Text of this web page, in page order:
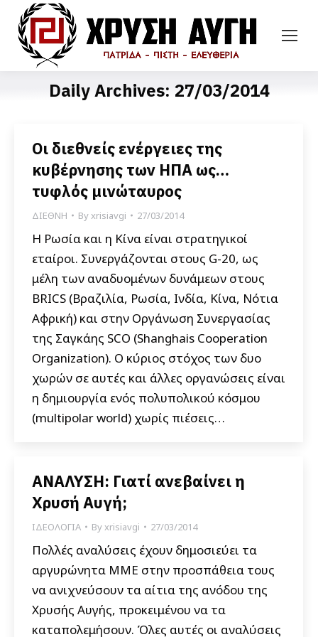
Daily Archives: 27/03/2014
Οι διεθνείς ενέργειες της
κυβέρνησης των ΗΠΑ ως…
τυφλός μινώταυρος
ΔΙΕΘΝΗ Byxrisiavgi 27/03/2014
Η Ρωσία και η Κίνα είναι στρατηγικοί
εταίροι. Συνεργάζονται στους G-20, ως
μέλη των αναδυομένων δυνάμεων στους
BRICS (Βραζιλία, Ρωσία, Ινδία, Κίνα, Νότια
Αφρική) και στην Οργάνωση Συνεργασίας
της Σαγκάης SCO (Shanghais Cooperation
Organization). Ο κύριος στόχος των δυο
χωρών σε αυτές και άλλες οργανώσεις είναι
η δημιουργία ενός πολυπολικού κόσμου
(multipolar world) χωρίς πιέσεις…
ΑΝΑΛΥΣΗ: Γιατί ανεβαίνει η
Χρυσή Αυγή;
ΙΔΕΟΛΟΓΙΑ Byxrisiavgi 27/03/2014
Πολλές αναλύσεις έχουν δημοσιεύει τα
αργυρώνητα ΜΜΕ στην προσπάθεια τους
να ανιχνεύσουν τα αίτια της ανόδου της
Χρυσής Αυγής, προκειμένου να τα
καταπολεμήσουν. Όλες αυτές οι αναλύσεις